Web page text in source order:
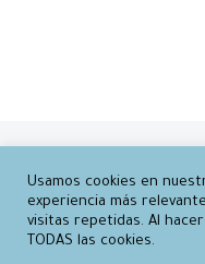
by
Usamos cookies en
experiencia más
visitas repetidas. Al
TODAS las cookies.